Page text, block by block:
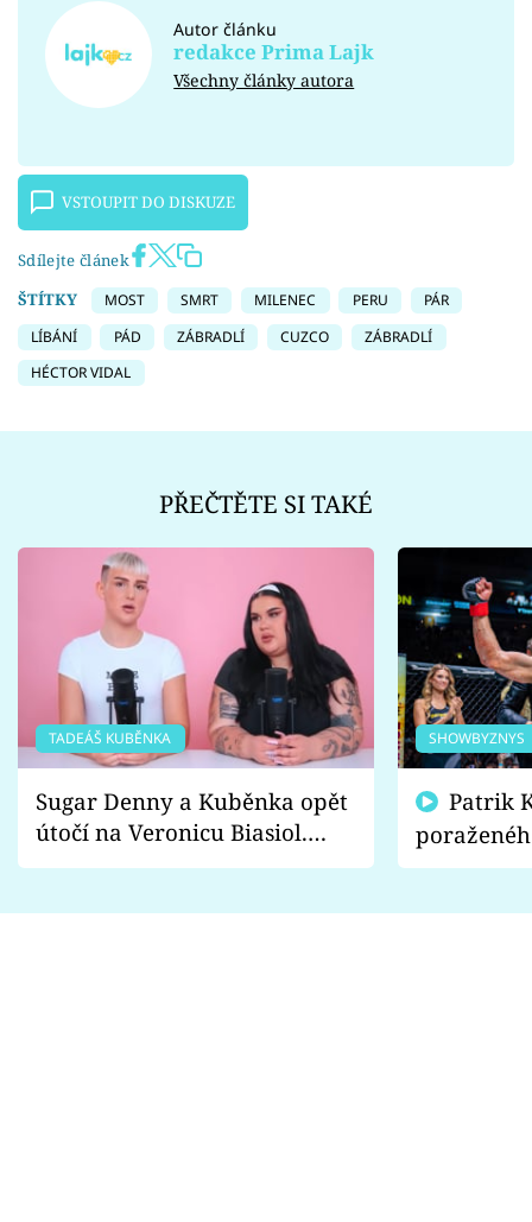
Autor článku
redakce Prima Lajk
Všechny články autora
VSTOUPIT DO DISKUZE
Sdílejte článek
ŠTÍTKY
MOST SMRT MILENEC PERU
PÁR
LÍBÁNÍ
PÁD ZÁBRADLÍ CUZCO
ZÁBRADLÍ
HÉCTOR VIDAL
PŘEČTĚTE SI TAKÉ
TADEÁŠ KUBĚNKA
Sugar Denny a Kuběnka opět
útočí na Veronicu Biasiol.
Proč je podle nich falešná a
SHOWBYZNYS
fanoušci